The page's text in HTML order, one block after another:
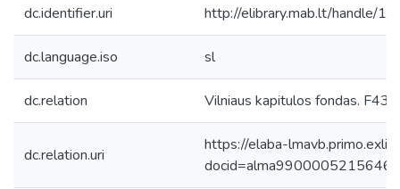
dc.identifier.uri http://elibrary.mab.lt/handle/1/
dc.language.iso sl
dc.relation Vilniaus kapitulos fondas. F43,
dc.relation.uri
https://elaba-